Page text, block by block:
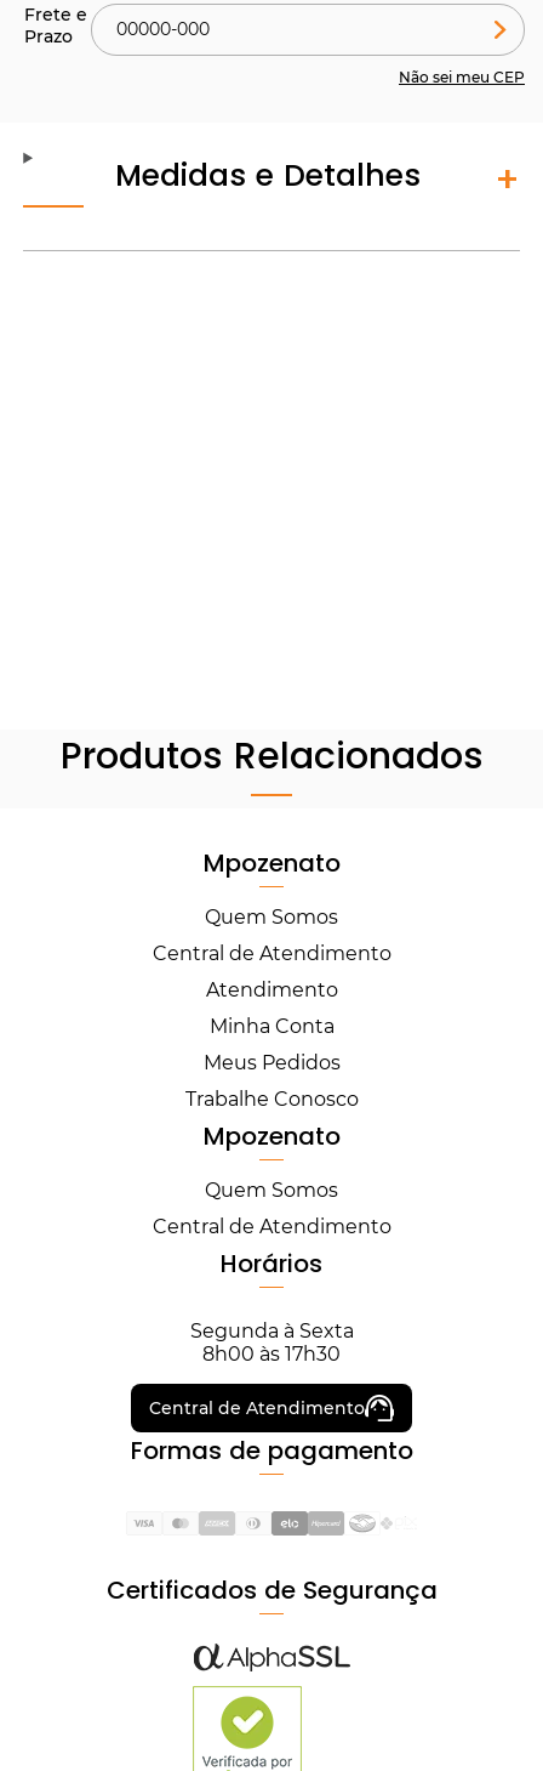
Não sei meu CEP
Medidas e Detalhes
Produtos Relacionados
Mpozenato
Quem Somos
Central de Atendimento
Atendimento
Minha Conta
Meus Pedidos
Trabalhe Conosco
Mpozenato
Quem Somos
Central de Atendimento
Horários
Segunda à Sexta
8h00 às 17h30
Central de Atendimento
Formas de pagamento
Certificados de Segurança